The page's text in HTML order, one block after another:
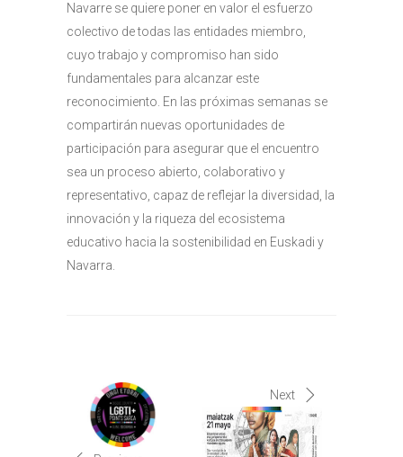
Navarre se quiere poner en valor el esfuerzo
colectivo de todas las entidades miembro,
cuyo trabajo y compromiso han sido
fundamentales para alcanzar este
reconocimiento. En las próximas semanas se
compartirán nuevas oportunidades de
participación para asegurar que el encuentro
sea un proceso abierto, colaborativo y
representativo, capaz de reflejar la diversidad, la
innovación y la riqueza del ecosistema
educativo hacia la sostenibilidad en Euskadi y
Navarra.
Next